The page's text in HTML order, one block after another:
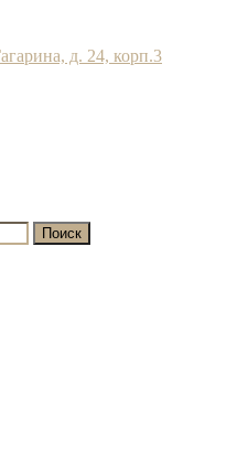
д. 24, корп.3
Поиск